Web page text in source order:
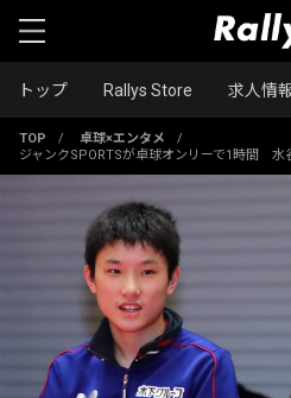
トップ Rallys Store 求人情
TOP / 卓球×エンタメ
/
ジャンクSPORTSが卓球オンリーで1時間 水